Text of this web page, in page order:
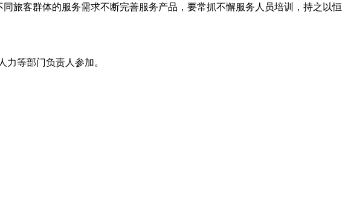
旅客群体的服务需求不断完善服务产品，要常抓不懈服务人员培训，持之以恒
等部门负责人参加。